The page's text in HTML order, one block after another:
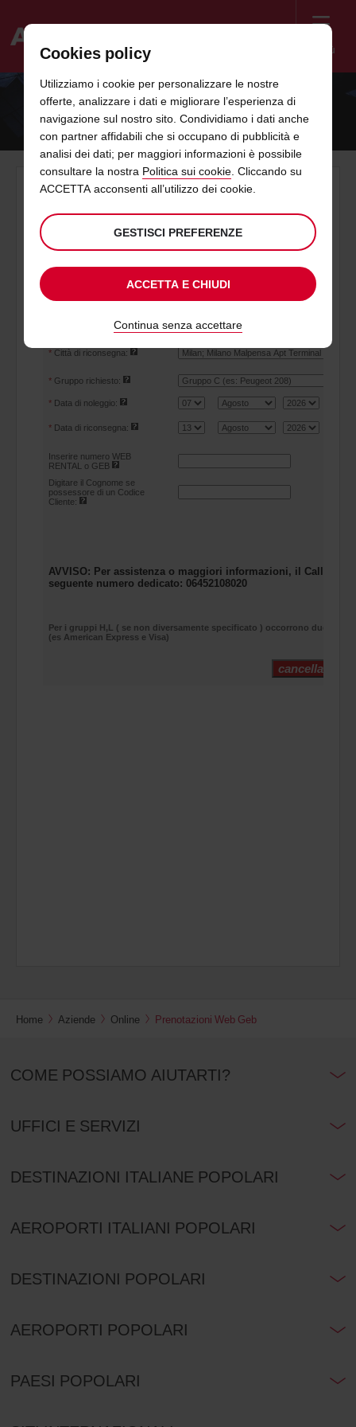
Menù
Welcome
PRENOTAZIONI WEB GEB
Home Aziende Online Prenotazioni Web Geb
COME POSSIAMO AIUTARTI?
UFFICI E SERVIZI
DESTINAZIONI ITALIANE POPOLARI
AEROPORTI ITALIANI POPOLARI
DESTINAZIONI POPOLARI
AEROPORTI POPOLARI
PAESI POPOLARI
Cookies policy
Utilizziamo i cookie per personalizzare le nostre
offerte, analizzare i dati e migliorare l’esperienza di
navigazione sul nostro sito. Condividiamo i dati anche
con partner affidabili che si occupano di pubblicità e
analisi dei dati; per maggiori informazioni è possibile
consultare la nostra Politica sui cookie. Cliccando su
ACCETTA acconsenti all’utilizzo dei cookie.
GESTISCI PREFERENZE
ACCETTA E CHIUDI
Continua senza accettare